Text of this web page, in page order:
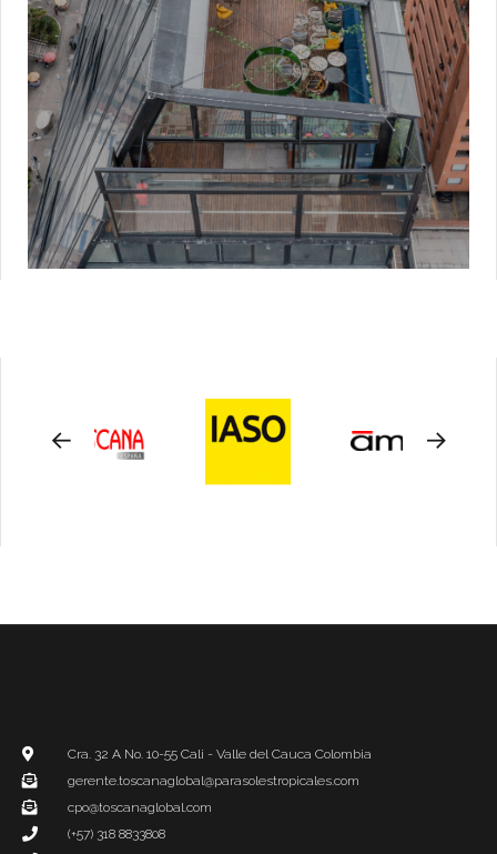
Cra. 32 A No. 10-55 Cali - Valle del Cauca Colombia
gerente.toscanaglobal@parasolestropicales.com
cpo@toscanaglobal.com
(+57) 318 8833808